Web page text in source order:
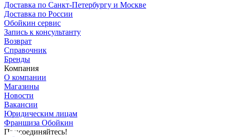
Доставка по Санкт-Петербургу и Москве
Доставка по России
Обойкин сервис
Запись к консультанту
Возврат
Справочник
Бренды
Компания
О компании
Магазины
Новости
Вакансии
Юридическим лицам
Франшиза Обойкин
Присоединяйтесь!